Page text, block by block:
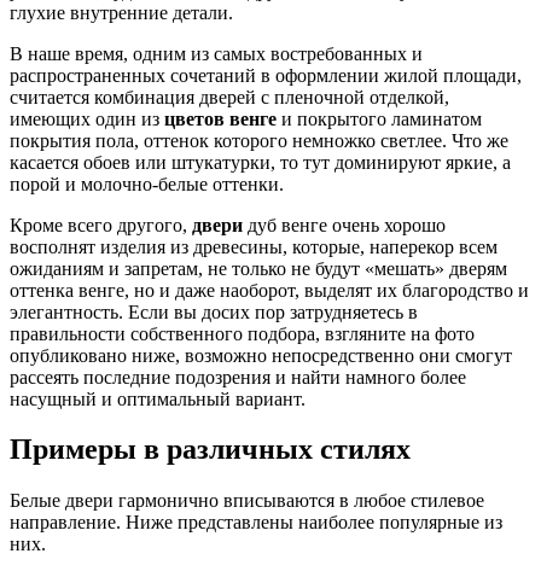
глухие внутренние детали.
В наше время, одним из самых востребованных и
распространенных сочетаний в оформлении жилой площади,
считается комбинация дверей с пленочной отделкой,
имеющих один из цветов венге и покрытого ламинатом
покрытия пола, оттенок которого немножко светлее. Что же
касается обоев или штукатурки, то тут доминируют яркие, а
порой и молочно-белые оттенки.
Кроме всего другого, двери дуб венге очень хорошо
восполнят изделия из древесины, которые, наперекор всем
ожиданиям и запретам, не только не будут «мешать» дверям
оттенка венге, но и даже наоборот, выделят их благородство и
элегантность. Если вы досих пор затрудняетесь в
правильности собственного подбора, взгляните на фото
опубликовано ниже, возможно непосредственно они смогут
рассеять последние подозрения и найти намного более
насущный и оптимальный вариант.
Примеры в различных стилях
Белые двери гармонично вписываются в любое стилевое
направление. Ниже представлены наиболее популярные из
них.